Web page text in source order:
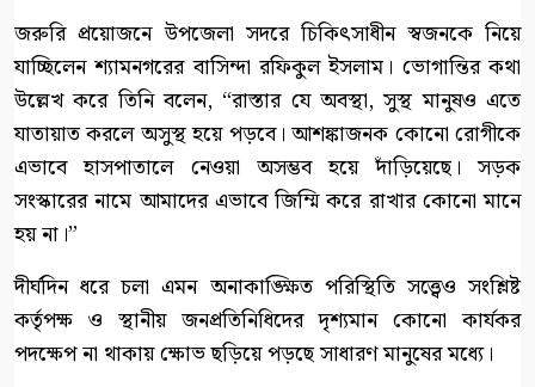
​জরুরি প্রয়োজনে উপজেলা সদরে চিকিৎসাধীন স্বজনকে নিয়ে
যাচ্ছিলেন শ্যামনগরের বাসিন্দা রফিকুল ইসলাম। ভোগান্তির কথা
উল্লেখ করে তিনি বলেন, “রাস্তার যে অবস্থা, সুস্থ মানুষও এতে
যাতায়াত করলে অসুস্থ হয়ে পড়বে। আশঙ্কাজনক কোনো রোগীকে
এভাবে হাসপাতালে নেওয়া অসম্ভব হয়ে দাঁড়িয়েছে। সড়ক
সংস্কারের নামে আমাদের এভাবে জিম্মি করে রাখার কোনো মানে
হয় না।”
​দীর্ঘদিন ধরে চলা এমন অনাকাঙ্ক্ষিত পরিস্থিতি সত্ত্বেও সংশ্লিষ্ট
কর্তৃপক্ষ ও স্থানীয় জনপ্রতিনিধিদের দৃশ্যমান কোনো কার্যকর
পদক্ষেপ না থাকায় ক্ষোভ ছড়িয়ে পড়ছে সাধারণ মানুষের মধ্যে।